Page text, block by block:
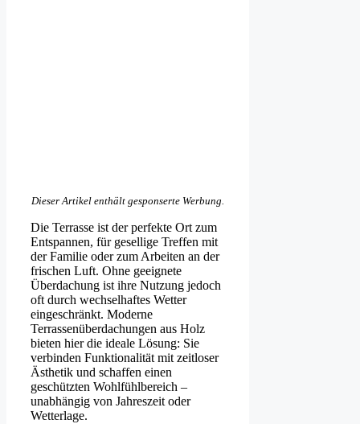
Dieser Artikel enthält gesponserte Werbung.
Die Terrasse ist der perfekte Ort zum
Entspannen, für gesellige Treffen mit
der Familie oder zum Arbeiten an der
frischen Luft. Ohne geeignete
Überdachung ist ihre Nutzung jedoch
oft durch wechselhaftes Wetter
eingeschränkt. Moderne
Terrassenüberdachungen aus Holz
bieten hier die ideale Lösung: Sie
verbinden Funktionalität mit zeitloser
Ästhetik und schaffen einen
geschützten Wohlfühlbereich –
unabhängig von Jahreszeit oder
Wetterlage.